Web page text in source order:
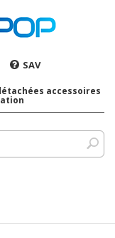
SAV
accessoires